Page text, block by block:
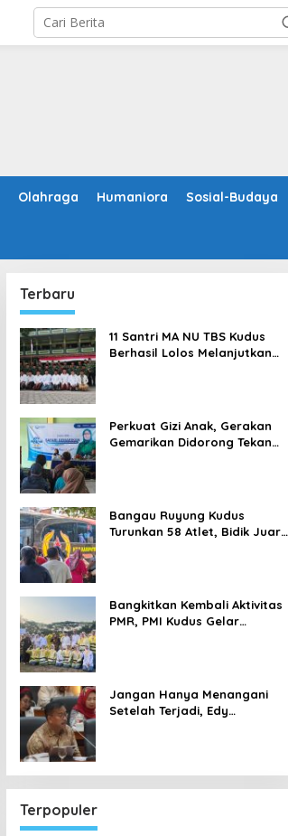
Olahraga Humaniora Sosial-Budaya
Terbaru
11 Santri MA NU TBS Kudus
Berhasil Lolos Melanjutkan
Perkuat Gizi Anak, Gerakan
Gemarikan Didorong Tekan
Bangau Ruyung Kudus
Turunkan 58 Atlet, Bidik Juara
Bangkitkan Kembali Aktivitas
PMR, PMI Kudus Gelar
Jangan Hanya Menangani
Setelah Terjadi, Edy
Terpopuler